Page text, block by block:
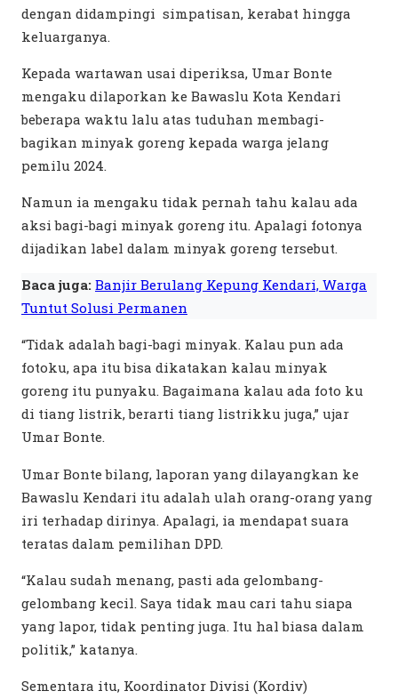
dengan didampingi simpatisan, kerabat hingga
keluarganya.
Kepada wartawan usai diperiksa, Umar Bonte
mengaku dilaporkan ke Bawaslu Kota Kendari
beberapa waktu lalu atas tuduhan membagi-
bagikan minyak goreng kepada warga jelang
pemilu 2024.
Namun ia mengaku tidak pernah tahu kalau ada
aksi bagi-bagi minyak goreng itu. Apalagi fotonya
dijadikan label dalam minyak goreng tersebut.
Baca juga: Banjir Berulang Kepung Kendari, Warga
Tuntut Solusi Permanen
“Tidak adalah bagi-bagi minyak. Kalau pun ada
fotoku, apa itu bisa dikatakan kalau minyak
goreng itu punyaku. Bagaimana kalau ada foto ku
di tiang listrik, berarti tiang listrikku juga,” ujar
Umar Bonte.
Umar Bonte bilang, laporan yang dilayangkan ke
Bawaslu Kendari itu adalah ulah orang-orang yang
iri terhadap dirinya. Apalagi, ia mendapat suara
teratas dalam pemilihan DPD.
“Kalau sudah menang, pasti ada gelombang-
gelombang kecil. Saya tidak mau cari tahu siapa
yang lapor, tidak penting juga. Itu hal biasa dalam
politik,” katanya.
Sementara itu, Koordinator Divisi (Kordiv)